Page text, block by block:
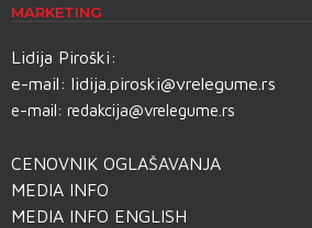
MARKETING
Lidija Piroški:
e-mail: lidija.piroski@vrelegume.rs
e-mail: redakcija@vrelegume.rs
CENOVNIK OGLAŠAVANJA
MEDIA INFO
MEDIA INFO ENGLISH